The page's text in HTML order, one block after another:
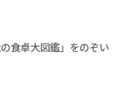
食卓大図鑑」をのぞい